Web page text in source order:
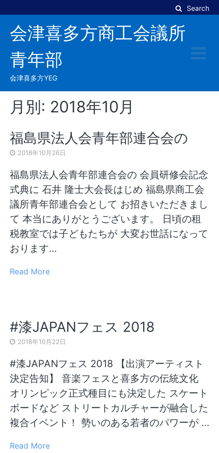
content
Search
会津喜多方商工会議所
青年部
会津喜多方YEG
月別: 2018年10月
福島県法人会青年部連合会の
2018年10月26日
福島県法人会青年部連合会の 会員研修会記念
式典に 石井 隆士大会長はじめ 福島県商工会
議所青年部連合会として お招きいただきまし
て 本当にありがとうございます。 日頃の租
税教室では子どもたちが 大変お世話になって
おります…
Read More
#漆JAPANフェス 2018
2018年10月22日
#漆JAPANフェス 2018 【出演アーティスト
決定告知】 音楽フェスと喜多方の伝統文化
オリンピック正式種目にも決定した スケート
ボードなど ストリートカルチャーが融合した
複合イベント！ 勢いのある若者のパワーが …
Read More